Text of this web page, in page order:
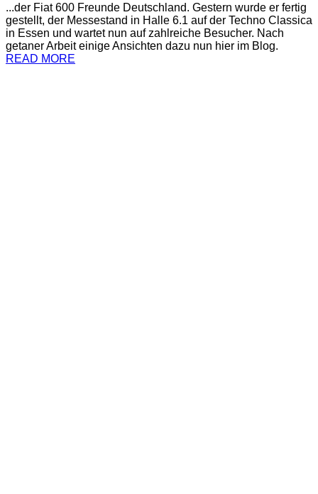
...der Fiat 600 Freunde Deutschland. Gestern wurde er fertig
gestellt, der Messestand in Halle 6.1 auf der Techno Classica
in Essen und wartet nun auf zahlreiche Besucher. Nach
getaner Arbeit einige Ansichten dazu nun hier im Blog.
READ MORE